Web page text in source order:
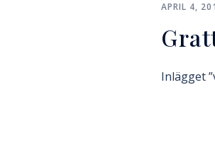
APRIL 4,
Inlägget